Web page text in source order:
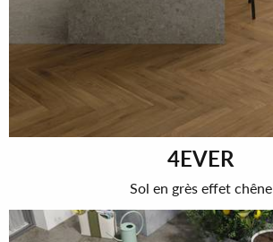
4EVER
Sol en grès effet chêne